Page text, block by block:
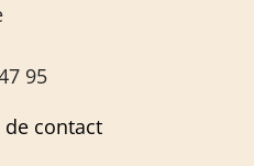
95
contact